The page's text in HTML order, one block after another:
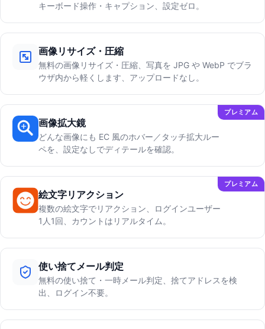
キーボード操作・キャプション、設定ゼロ。
画像リサイズ・圧縮
無料の画像リサイズ・圧縮、写真を JPG や WebP でブラ
ウザ内から軽くします、アップロードなし。
プレミアム
画像拡大鏡
どんな画像にも EC 風のホバー／タッチ拡大ルー
ペを、設定なしでディテールを確認。
プレミアム
絵文字リアクション
複数の絵文字でリアクション、ログインユーザー
1人1回、カウントはリアルタイム。
使い捨てメール判定
無料の使い捨て・一時メール判定、捨てアドレスを検
出、ログイン不要。